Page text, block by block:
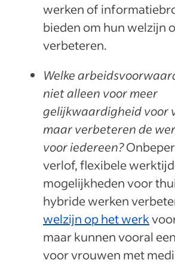
werken of
bieden om hun welzijn
verbeteren.
Welke
niet alleen voor meer
gelijkwaardigheid voor
maar verbeteren de
voor iedereen?
verlof, flexibele
mogelijkheden voor
hybride werken
welzijn op het werk
maar kunnen vooral
voor vrouwen met